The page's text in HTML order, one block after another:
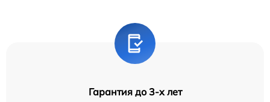
Гарантия до 3-х лет